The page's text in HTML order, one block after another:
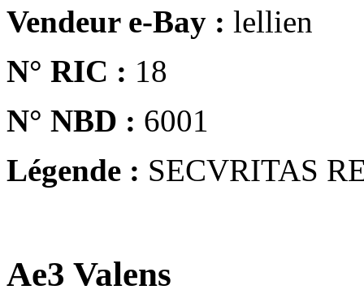
Vendeur e-Bay : lellien
N° RIC : 18
N° NBD : 6001
Légende : SECVRITAS
Ae3 Valens